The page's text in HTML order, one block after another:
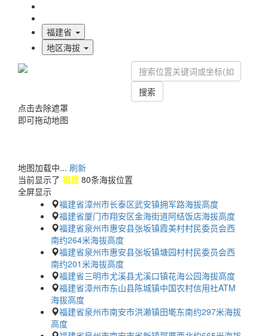
福建省
地区海拔
搜索
点击去除遮罩
即可拖动地图
地图加载中... 刷新
当前显示了 福建 80条海拔位置
全屏显示
福建省漳州市长泰区武安镇拥军路海拔高度
福建省厦门市翔安区金海街道阿结饭店海拔高度
福建省泉州市惠安县张坂镇霞美村村民委员会西
南约264米海拔高度
福建省泉州市惠安县张坂镇塘园村村民委员会西
南约201米海拔高度
福建省三明市尤溪县尤溪口镇花海公园海拔高度
福建省漳州市东山县陈城镇中国农村信用社ATM
海拔高度
福建省泉州市南安市洪濑镇田墘东南约297米海拔
高度